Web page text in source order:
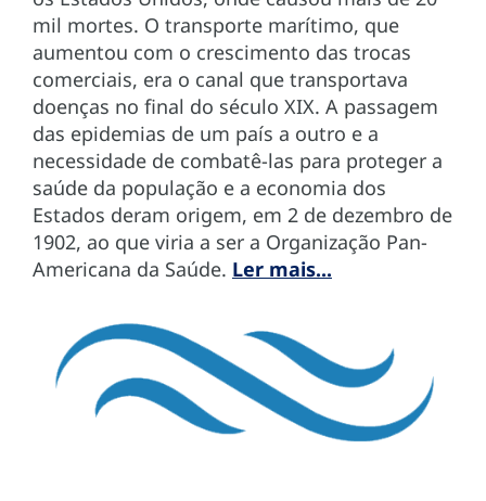
mil mortes. O transporte marítimo, que
aumentou com o crescimento das trocas
comerciais, era o canal que transportava
doenças no final do século XIX. A passagem
das epidemias de um país a outro e a
necessidade de combatê-las para proteger a
saúde da população e a economia dos
Estados deram origem, em 2 de dezembro de
1902, ao que viria a ser a Organização Pan-
Americana da Saúde. Ler mais...